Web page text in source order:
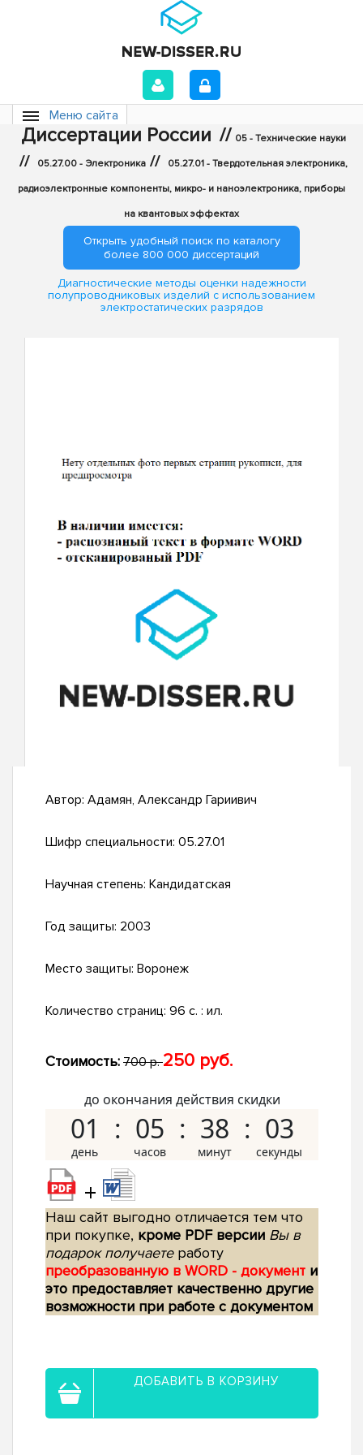
Меню сайта
Диссертации России // 05 - Технические науки
// 05.27.00 - Электроника // 05.27.01 - Твердотельная электроника,
радиоэлектронные компоненты, микро- и наноэлектроника, приборы
на квантовых эффектах
Открыть удобный поиск по каталогу
более 800 000 диссертаций
Диагностические методы оценки надежности
полупроводниковых изделий с использованием
электростатических разрядов
Автор: Адамян, Александр Гариивич
Шифр специальности: 05.27.01
Научная степень: Кандидатская
Год защиты: 2003
Место защиты: Воронеж
Количество страниц: 96 с. : ил.
Стоимость: 700 р.250 руб.
до окончания действия скидки
01 05 38 02
+
Наш сайт выгодно отличается тем что
при покупке, кроме PDF версии Вы в
подарок получаетеработу
преобразованную в WORD - документ и
это предоставляет качественно другие
возможности при работе с документом
ДОБАВИТЬ В КОРЗИНУ